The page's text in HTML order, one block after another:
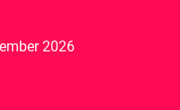
2026